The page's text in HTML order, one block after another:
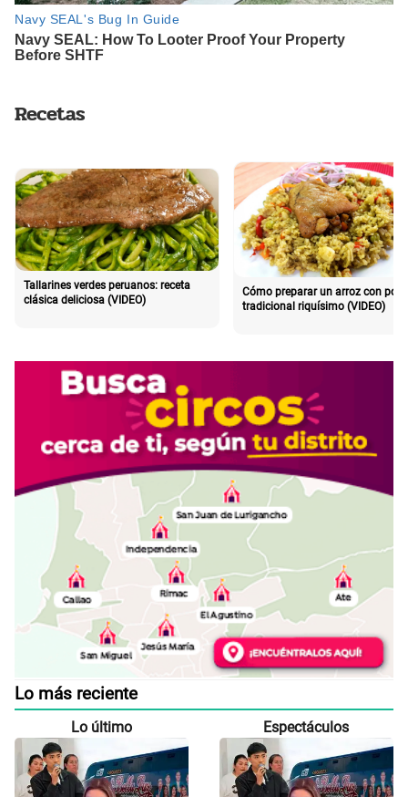
Recetas
Tallarines verdes peruanos: receta
clásica deliciosa (VIDEO)
Cómo preparar un arroz con pollo
tradicional riquísimo (VIDEO)
Lo más reciente
Lo último Espectáculos